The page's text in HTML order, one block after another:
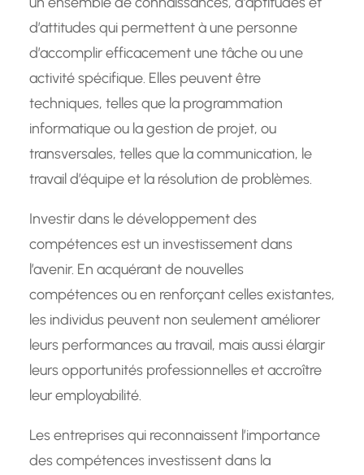
d’attitudes qui permettent à une personne
d’accomplir efficacement une tâche ou une
activité spécifique. Elles peuvent être
techniques, telles que la programmation
informatique ou la gestion de projet, ou
transversales, telles que la communication, le
travail d’équipe et la résolution de problèmes.
Investir dans le développement des
compétences est un investissement dans
l’avenir. En acquérant de nouvelles
compétences ou en renforçant celles existantes,
les individus peuvent non seulement améliorer
leurs performances au travail, mais aussi élargir
leurs opportunités professionnelles et accroître
leur employabilité.
Les entreprises qui reconnaissent l’importance
des compétences investissent dans la